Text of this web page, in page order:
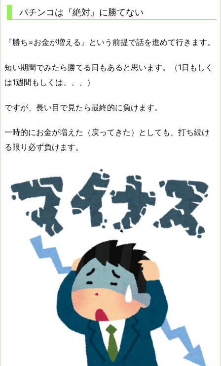
パチンコは『絶対』に勝てない
『勝ち=お金が増える』という前提で話を進めて行きます。
短い期間でみたら勝てる日もあると思います。（1日もしく
は1週間もしくは、、、）
ですが、長い目で見たら最終的に負けます。
一時的にお金が増えた（戻ってきた）としても、打ち続け
る限り必ず負けます。